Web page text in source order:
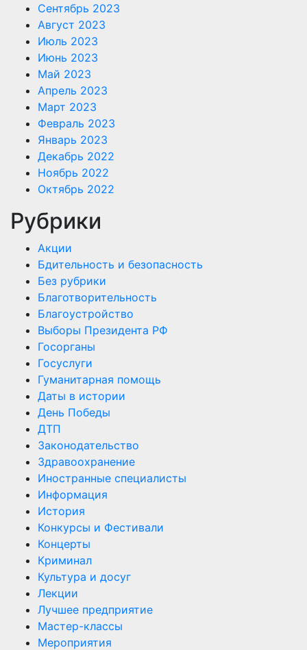
Сентябрь 2023
Август 2023
Июль 2023
Июнь 2023
Май 2023
Апрель 2023
Март 2023
Февраль 2023
Январь 2023
Декабрь 2022
Ноябрь 2022
Октябрь 2022
Рубрики
Акции
Бдительность и безопасность
Без рубрики
Благотворительность
Благоустройство
Выборы Президента РФ
Госорганы
Госуслуги
Гуманитарная помощь
Даты в истории
День Победы
ДТП
Законодательство
Здравоохранение
Иностранные специалисты
Информация
История
Конкурсы и Фестивали
Концерты
Криминал
Культура и досуг
Лекции
Лучшее предприятие
Мастер-классы
Мероприятия